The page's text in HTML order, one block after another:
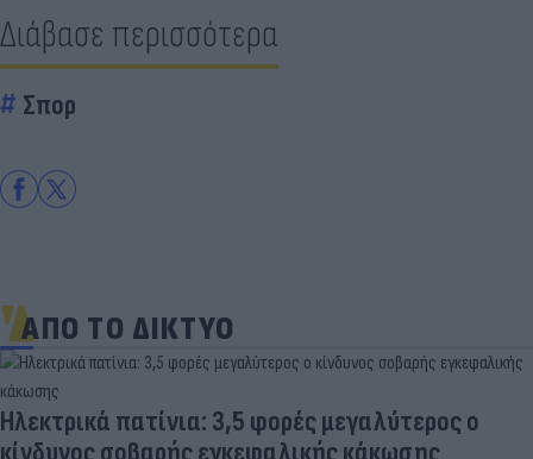
Διάβασε περισσότερα
Σπορ
ΑΠΟ ΤΟ ΔΙΚΤΥΟ